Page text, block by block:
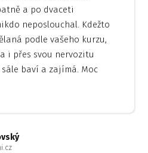
a po dvaceti
neposlouchal. Kdežto
podle vašeho kurzu,
i přes svou nervozitu
baví a zajímá. Moc